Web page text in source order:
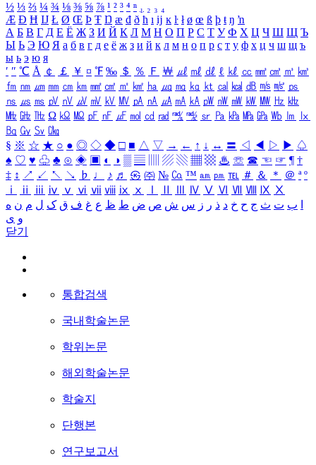
½ ⅓ ⅔ ¼ ¾ ⅛ ⅜ ⅝ ⅞ ¹ ² ³ ⁴ ⁿ ₁ ₂ ₃ ₄
Æ Ð Ħ Ĳ Ł Ø Œ Þ Ŧ Ŋ æ đ ð ħ ı ĳ ĸ ŀ ł ø œ ß þ ŧ ŋ ŉ
А Б В Г Д Е Ё Ж З И Й К Л М Н О П Р С Т У Ф Х Ц Ч Ш Щ Ъ
Ы Ь Э Ю Я а б в г д е ё ж з и й к л м н о п р с т у ф х ц ч ш щ ъ
ы ь э ю я
′ ″ ℃ Å ￠ ￡ ￥ ¤ ℉ ‰ ＄ ％ Ｆ ￦ ㎕ ㎖ ㎗ ℓ ㎘ ㏄ ㎣ ㎤ ㎥ ㎦
㎙ ㎚ ㎛ ㎜ ㎝ ㎞ ㎟ ㎠ ㎡ ㎢ ㏊ ㎍ ㎎ ㎏ ㏏ ㎈ ㎉ ㏈ ㎧ ㎨ ㎰
㎱ ㎲ ㎳ ㎴ ㎵ ㎶ ㎷ ㎸ ㎹ ㎀ ㎁ ㎂ ㎃ ㎄ ㎺ ㎻ ㎽ ㎾ ㎿ ㎐ ㎑
㎒ ㎓ ㎔ Ω ㏀ ㏁ ㎊ ㎋ ㎌ ㏖ ㏅ ㎭ ㎮ ㎯ ㏛ ㎩ ㎪ ㎫ ㎬ ㏝ ㏐
㏓
㏃ ㏉ ㏜ ㏆
§ ※ ☆ ★ ○ ● ◎ ◇ ◆ □ ■ △ ▽ → ← ↑ ↓ ↔ 〓 ◁ ◀ ▷ ▶ ♤
♠ ♡ ♥ ♧ ♣ ⊙ ◈ ▣ ◐ ◑ ▒ ▤ ▨ ▧ ▦ ▩ ♨ ☏ ☎ ☜ ☞ ¶ †
‡ ↕ ↗ ↙ ↖ ↘ ♭ ♩ ♪ ♬ ㉿ ㈜ № ㏇ ™ ㏂ ㏘ ℡ ＃ ＆ ＊ ＠ ª º
ⅰ
ⅱ ⅲ ⅳ ⅴ ⅵ ⅶ ⅷ ⅸ ⅹ Ⅳ Ⅴ Ⅵ Ⅶ Ⅷ Ⅸ Ⅹ
ب ت ث ج ح خ د ذ ر ز س ش ص ض ط ظ ع غ ف ق ک ل م ن ه
و ی
닫기
통합검색
국내학술논문
학위논문
해외학술논문
학술지
단행본
연구보고서